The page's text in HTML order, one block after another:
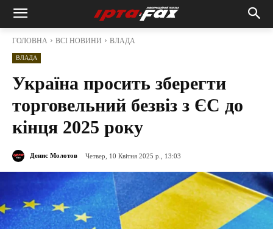
ГОЛОВНА ВСІ НОВИНИ ВЛАДА
ВЛАДА
Україна просить зберегти
торговельний безвіз з ЄС до
кінця 2025 року
Денис Молотов Четвер, 10 Квітня 2025 р., 13:03